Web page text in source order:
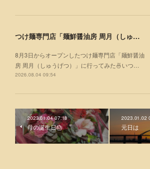
つけ麺専門店「麺鮮醤油房 周月（しゅうげつ）」⁡ に行ってみた🍜
8月3日からオープンしたつけ麺専門店「麺鮮醤油
房 周月（しゅうげつ）」⁡に行ってみた🍜いつ…
2026.08.04 09:54
2023.01.04 07:18
母の誕生日🎂
2023.01.02
元日は